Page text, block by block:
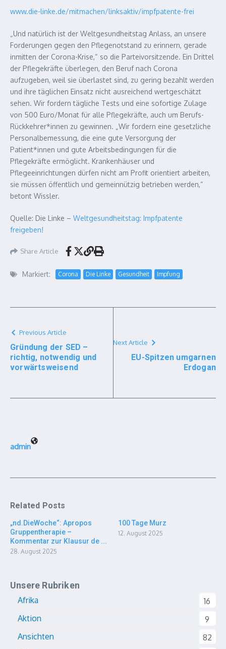
www.die-linke.de/mitmachen/linksaktiv/impfpatente-frei
„Und natürlich ist der Weltgesundheitstag Anlass, an unsere
Forderungen gegen den Pflegenotstand zu erinnern, gerade
inmitten der Corona-Krise,“ so die Parteivorsitzende. Ein Drittel
der Pflegekräfte überlegen, den Beruf nach Corona
aufzugeben, weil sie überlastet sind, zu gering bezahlt werden
und ihre täglichen Einsatz nicht ausreichend wertgeschätzt
sehen. Wir fordern tägliche Tests und eine sofortige Zulage
von 500 Euro/Monat für alle Pflegekräfte, auch um Berufs-
Rückkehrer*innen zu gewinnen. „Wir fordern eine gesetzliche
Personalbemessung, die eine gute Versorgung der
Patient*innen und gute Arbeitsbedingungen für die
Pflegekräfte ermöglicht. Krankenhäuser und
Pflegeeinrichtungen dürfen nicht am Profit orientiert arbeiten,
sie müssen öffentlich und gemeinnützig betrieben werden,“
betont Wissler.
Quelle: Die Linke – Weltgesundheitstag: Impfpatente
freigeben!
Share Article
Markiert: Corona Die Linke Gesundheit Impfung
Previous Article
Gründung der SED –
richtig, notwendig und
vorwärtsweisend
Next Article
EU-Spitzen umgarnen
Erdogan
admin
Related Posts
„nd.DieWoche“: Apropos
Gruppentherapie –
Kommentar zur Klausur de ...
28. August 2025
100 Tage Murz
12. August 2025
Unsere Rubriken
Afrika
16
Aktion
9
Ansichten
82